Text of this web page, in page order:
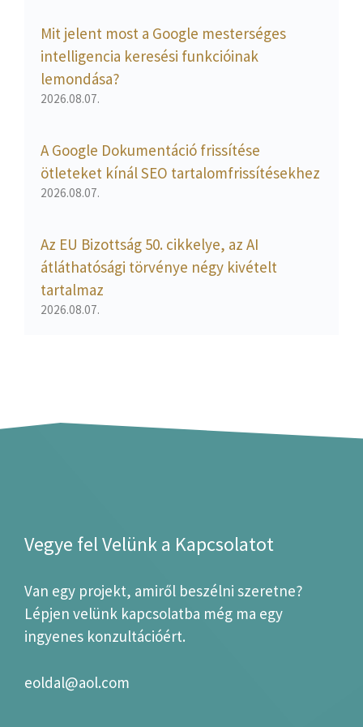
Mit jelent most a Google mesterséges
intelligencia keresési funkcióinak
lemondása?
2026.08.07.
A Google Dokumentáció frissítése
ötleteket kínál SEO tartalomfrissítésekhez
2026.08.07.
Az EU Bizottság 50. cikkelye, az AI
átláthatósági törvénye négy kivételt
tartalmaz
2026.08.07.
Vegye fel Velünk a Kapcsolatot
Van egy projekt, amiről beszélni szeretne?
Lépjen velünk kapcsolatba még ma egy
ingyenes konzultációért.
eoldal@aol.com